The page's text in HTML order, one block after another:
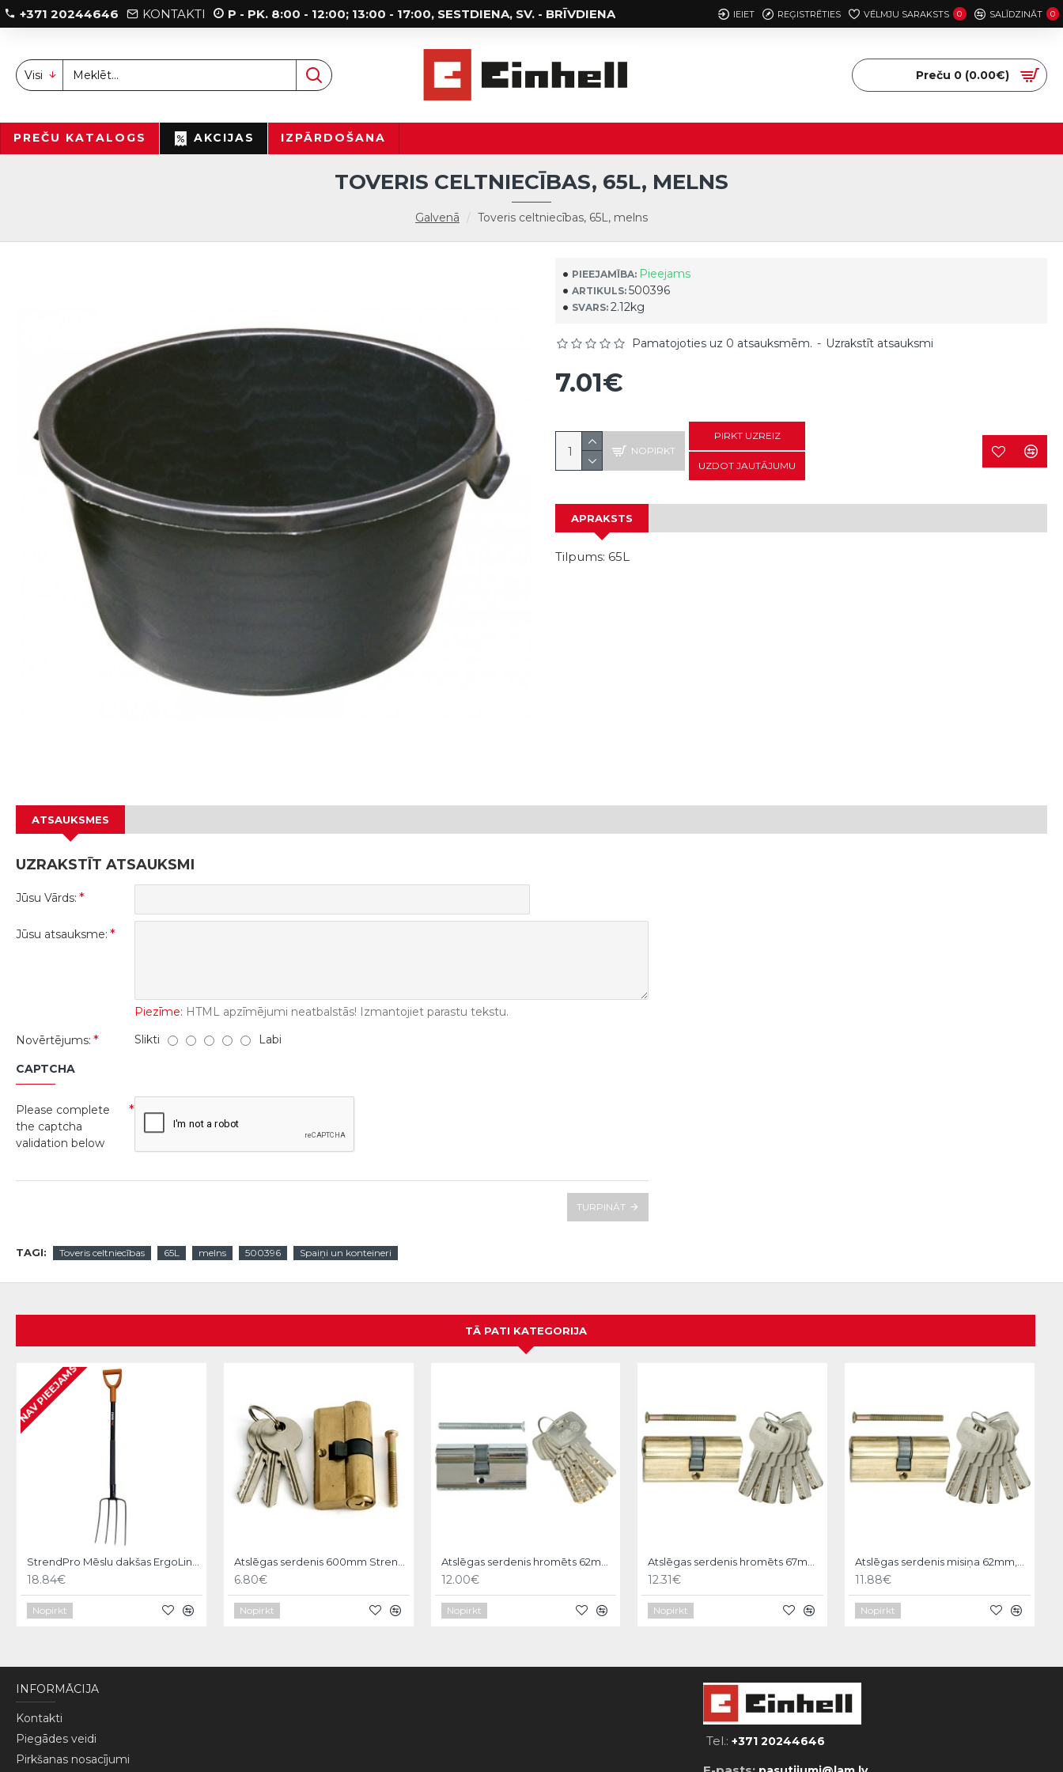
+371 20244646 KONTAKTI P - PK. 8:00 - 12:00; 13:00 - 17:00, SESTDIENA, SV. - BRĪVDIENA IEIET REĢISTRĒTIES VĒLMJU SARAKSTS 0 SALĪDZINĀT 0
Visi Preču 0 (0.00€)
PREČU KATALOGS AKCIJAS IZPĀRDOŠANA
Galvenā Toveris celtniecības, 65L, melns
TOVERIS CELTNIECĪBAS, 65L, MELNS
PIEEJAMĪBA: Pieejams
ARTIKULS: 500396
SVARS: 2.12kg
Pamatojoties uz 0 atsauksmēm. - Uzrakstīt atsauksmi
7.01€
NOPIRKT
PIRKT UZREIZ
UZDOT JAUTĀJUMU
APRAKSTS
Tilpums: 65L
ATSAUKSMES
UZRAKSTĪT ATSAUKSMI
Jūsu Vārds:
Jūsu atsauksme:
Piezīme: HTML apzīmējumi neatbalstās! Izmantojiet parastu tekstu.
Novērtējums:
Slikti Labi
CAPTCHA
Please complete
the captcha
validation below
TURPINĀT
TAGI: Toveris celtniecības 65L melns 500396 Spaiņi un konteineri
TĀ PATI KATEGORIJA
NAV PIEEJAMS
18.84€
Nopirkt
6.80€
Nopirkt
12.00€
Nopirkt
12.31€
Nopirkt
11.88€
Nopirkt
INFORMĀCIJA
Kontakti
Piegādes veidi
Pirkšanas nosacījumi
Tel.:+371 20244646